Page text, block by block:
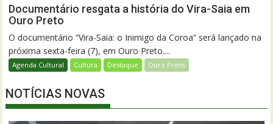
Documentário resgata a história do Vira-Saia em
Ouro Preto
O documentário “Vira-Saia: o Inimigo da Coroa” será lançado na
próxima sexta-feira (7), em Ouro Preto....
Agenda Cultural Cultura Destaque Ouro Preto
NOTÍCIAS NOVAS